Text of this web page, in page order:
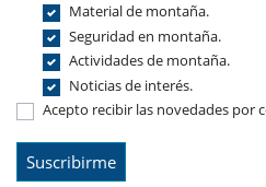
Material de montaña.
Seguridad en montaña.
Actividades de montaña.
Noticias de interés.
Acepto recibir las novedades por